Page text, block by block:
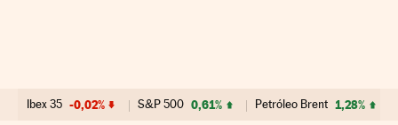
Ibex 35 -0,02% S&P 500 0,61% Petróleo Brent 1,28%